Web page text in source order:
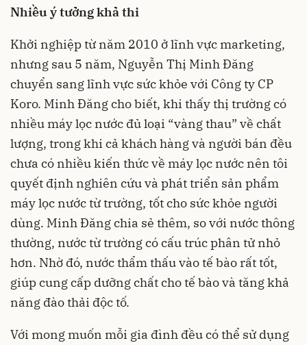
Nhiều ý tưởng khả thi
Khởi nghiệp từ năm 2010 ở lĩnh vực marketing,
nhưng sau 5 năm, Nguyễn Thị Minh Đăng
chuyển sang lĩnh vực sức khỏe với Công ty CP
Koro. Minh Đăng cho biết, khi thấy thị trường có
nhiều máy lọc nước đủ loại “vàng thau” về chất
lượng, trong khi cả khách hàng và người bán đều
chưa có nhiều kiến thức về máy lọc nước nên tôi
quyết định nghiên cứu và phát triển sản phẩm
máy lọc nước từ trường, tốt cho sức khỏe người
dùng. Minh Đăng chia sẻ thêm, so với nước thông
thường, nước từ trường có cấu trúc phân tử nhỏ
hơn. Nhờ đó, nước thẩm thấu vào tế bào rất tốt,
giúp cung cấp dưỡng chất cho tế bào và tăng khả
năng đào thải độc tố.
Với mong muốn mỗi gia đình đều có thể sử dụng